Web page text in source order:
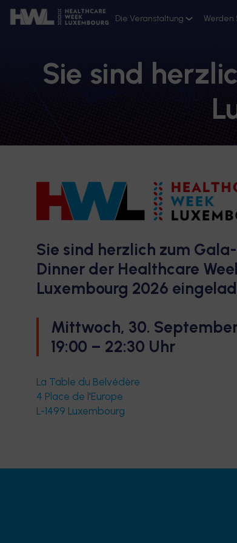
Die Veranstaltung Werden
Sie sind
Sie sind herzlich zum Gala-
Dinner der Healthcare
Luxembourg 2026
Mittwoch, 30. September
19:00 – 22:30 Uhr
La Table du Belvédère
4 Place de l'Europe
L-1499 Luxembourg